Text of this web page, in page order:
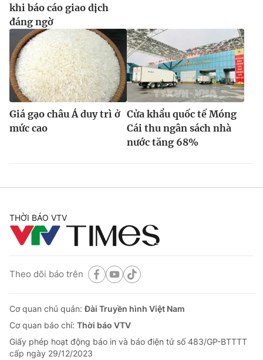
khi báo cáo giao dịch
đáng ngờ
Giá gạo châu Á duy trì ở
mức cao
Cửa khẩu quốc tế Móng
Cái thu ngân sách nhà
nước tăng 68%
THỜI BÁO VTV
Theo dõi báo trên
Cơ quan chủ quản:Đài Truyền hình Việt Nam
Cơ quan báo chí: Thời báo VTV
Giấy phép hoạt động báo in và báo điện tử số 483/GP-BTTTT
cấp ngày 29/12/2023